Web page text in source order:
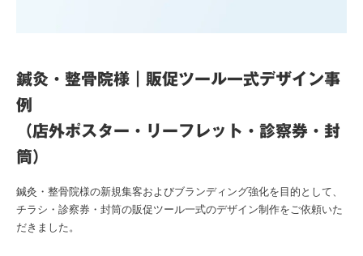
鍼灸・整骨院様｜販促ツール一式デザイン事
例
（店外ポスター・リーフレット・診察券・封
筒）
鍼灸・整骨院様の新規集客およびブランディング強化を目的として、
チラシ・診察券・封筒の販促ツール一式のデザイン制作をご依頼いた
だきました。